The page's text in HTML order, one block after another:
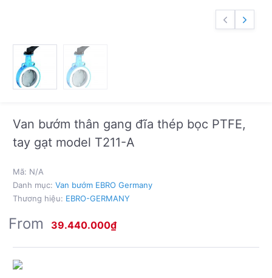
Van bướm thân gang đĩa thép bọc PTFE,
tay gạt model T211-A
From 39.440.000₫
Mã: N/A
Danh mục: Van bướm EBRO Germany
Thương hiệu: EBRO-GERMANY